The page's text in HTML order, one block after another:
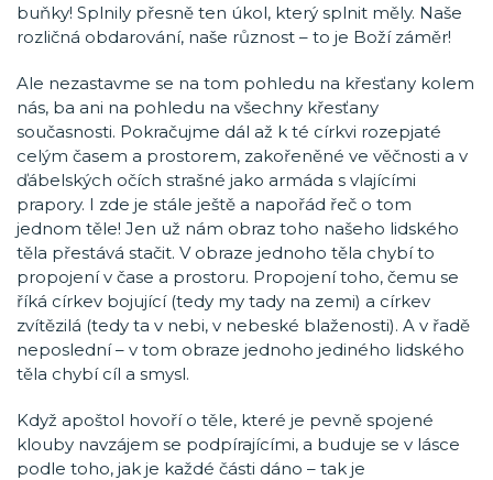
buňky! Splnily přesně ten úkol, který splnit měly. Naše
rozličná obdarování, naše různost – to je Boží záměr!
Ale nezastavme se na tom pohledu na křesťany kolem
nás, ba ani na pohledu na všechny křesťany
současnosti. Pokračujme dál až k té církvi rozepjaté
celým časem a prostorem, zakořeněné ve věčnosti a v
ďábelských očích strašné jako armáda s vlajícími
prapory. I zde je stále ještě a napořád řeč o tom
jednom těle! Jen už nám obraz toho našeho lidského
těla přestává stačit. V obraze jednoho těla chybí to
propojení v čase a prostoru. Propojení toho, čemu se
říká církev bojující (tedy my tady na zemi) a církev
zvítězilá (tedy ta v nebi, v nebeské blaženosti). A v řadě
neposlední – v tom obraze jednoho jediného lidského
těla chybí cíl a smysl.
Když apoštol hovoří o těle, které je pevně spojené
klouby navzájem se podpírajícími, a buduje se v lásce
podle toho, jak je každé části dáno – tak je